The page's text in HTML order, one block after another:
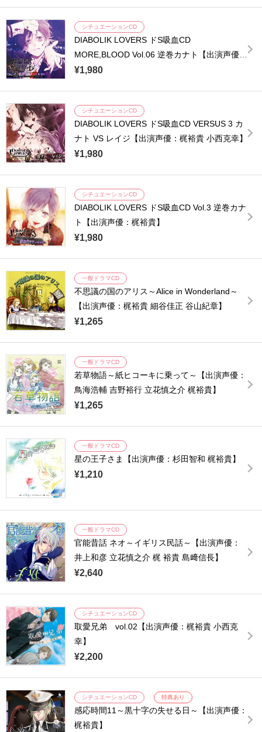
シチュエーションCD
DIABOLIK LOVERS ドS吸血CD
MORE,BLOOD Vol.06 逆巻カナト【出演声優：
梶裕貴】
¥1,980
シチュエーションCD
DIABOLIK LOVERS ドS吸血CD VERSUS 3 カ
ナト VS レイジ【出演声優：梶裕貴 小西克幸】
¥1,980
シチュエーションCD
DIABOLIK LOVERS ドS吸血CD Vol.3 逆巻カナ
ト【出演声優：梶裕貴】
¥1,980
一般ドラマCD
不思議の国のアリス～Alice in Wonderland～
【出演声優：梶裕貴 細谷佳正 谷山紀章】
¥1,265
一般ドラマCD
若草物語～紙ヒコーキに乗って～【出演声優：
鳥海浩輔 吉野裕行 立花慎之介 梶裕貴】
¥1,265
一般ドラマCD
星の王子さま【出演声優：杉田智和 梶裕貴】
¥1,210
一般ドラマCD
官能昔話 ネオ～イギリス民話～【出演声優：
井上和彦 立花慎之介 梶 裕貴 島﨑信長】
¥2,640
シチュエーションCD
取愛兄弟 vol.02【出演声優：梶裕貴 小西克
幸】
¥2,200
シチュエーションCD 特典あり
感応時間11～黒十字の失せる日～【出演声優：
梶裕貴】